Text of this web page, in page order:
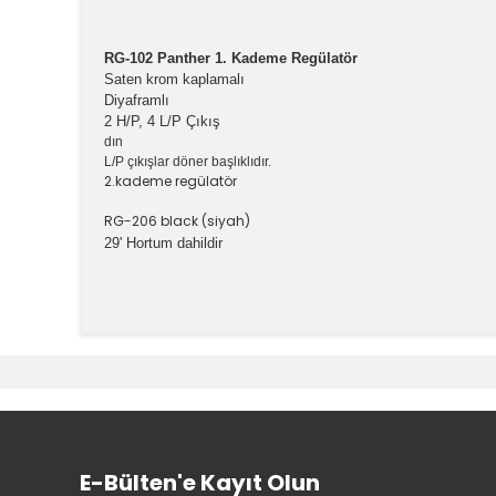
RG-102 Panther 1. Kademe Regülatör
Saten krom kaplamalı
Diyaframlı
2 H/P, 4 L/P Çıkış
dın
L/P çıkışlar döner başlıklıdır.
2.kademe regülatör
RG-206 black (siyah)
29' Hortum dahildir
Ürün resmi kalitesiz, bozuk veya görüntülenemiyor.
Ürün bilgilerinde hatalar bulunuyor.
E-Bülten'e Kayıt Olun